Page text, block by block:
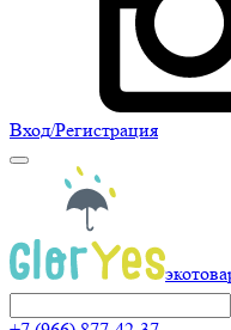
Вход/Регистрация